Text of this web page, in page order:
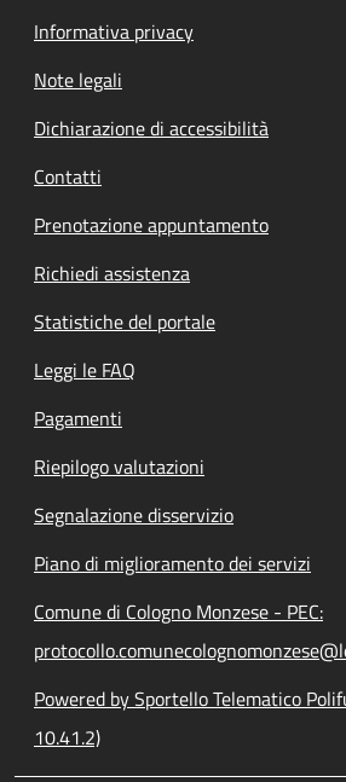
Informativa privacy
Note legali
Dichiarazione di accessibilità
Contatti
Prenotazione appuntamento
Richiedi assistenza
Statistiche del portale
Leggi le FAQ
Pagamenti
Riepilogo valutazioni
Segnalazione disservizio
Piano di miglioramento dei servizi
Comune di Cologno Monzese - PEC:
Powered by Sportello Telematico
10.41.2)